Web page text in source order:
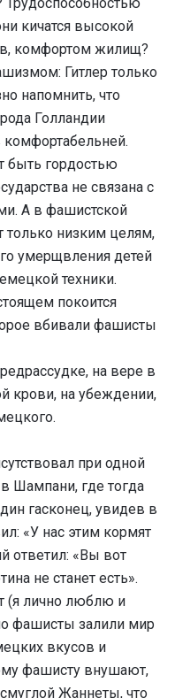
кичатся высокой
комфортом жилищ?
Гитлер только
напомнить, что
Голландии
быть гордостью
не связана с
А в фашистской
только низким целям,
умерщвления детей
техники.
покоится
вбивали фашисты
на вере в
крови, на убеждении,
при одной
Шампани, где тогда
гасконец, увидев в
«У нас этим кормят
ответил: «Вы вот
не станет есть».
(я лично люблю и
фашисты залили мир
вкусов и
фашисту внушают,
Жаннеты, что